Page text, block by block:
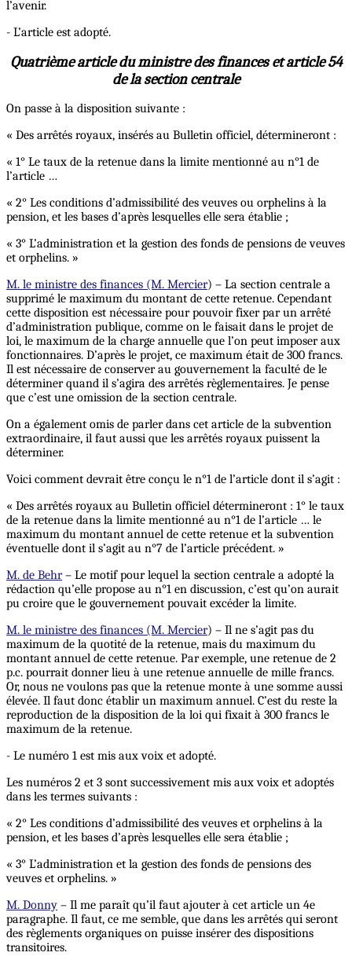
l’avenir.
- L’article est adopté.
Quatrième article du ministre des finances et article 54
de la section centrale
On passe à la disposition suivante :
« Des arrêtés royaux, insérés au Bulletin officiel, détermineront :
« 1° Le taux de la retenue dans la limite mentionné au n°1 de
l’article …
« 2° Les conditions d’admissibilité des veuves ou orphelins à la
pension, et les bases d’après lesquelles elle sera établie ;
« 3° L’administration et la gestion des fonds de pensions de veuves
et orphelins. »
M. le ministre des finances (M. Mercier) – La section centrale a
supprimé le maximum du montant de cette retenue. Cependant
cette disposition est nécessaire pour pouvoir fixer par un arrêté
d’administration publique, comme on le faisait dans le projet de
loi, le maximum de la charge annuelle que l’on peut imposer aux
fonctionnaires. D’après le projet, ce maximum était de 300 francs.
Il est nécessaire de conserver au gouvernement la faculté de le
déterminer quand il s’agira des arrêtés règlementaires. Je pense
que c’est une omission de la section centrale.
On a également omis de parler dans cet article de la subvention
extraordinaire, il faut aussi que les arrêtés royaux puissent la
déterminer.
Voici comment devrait être conçu le n°1 de l’article dont il s’agit :
« Des arrêtés royaux au Bulletin officiel détermineront : 1° le taux
de la retenue dans la limite mentionné au n°1 de l’article … le
maximum du montant annuel de cette retenue et la subvention
éventuelle dont il s’agit au n°7 de l’article précédent. »
M. de Behr– Le motif pour lequel la section centrale a adopté la
rédaction qu’elle propose au n°1 en discussion, c’est qu’on aurait
pu croire que le gouvernement pouvait excéder la limite.
M. le ministre des finances (M. Mercier) – Il ne s’agit pas du
maximum de la quotité de la retenue, mais du maximum du
montant annuel de cette retenue. Par exemple, une retenue de 2
p.c. pourrait donner lieu à une retenue annuelle de mille francs.
Or, nous ne voulons pas que la retenue monte à une somme aussi
élevée. Il faut donc établir un maximum annuel. C’est du reste la
reproduction de la disposition de la loi qui fixait à 300 francs le
maximum de la retenue.
- Le numéro 1 est mis aux voix et adopté.
Les numéros 2 et 3 sont successivement mis aux voix et adoptés
dans les termes suivants :
« 2° Les conditions d’admissibilité des veuves et orphelins à la
pension, et les bases d’après lesquelles elle sera établie ;
« 3° L’administration et la gestion des fonds de pensions des
veuves et orphelins. »
M. Donny – Il me paraît qu’il faut ajouter à cet article un 4e
paragraphe. Il faut, ce me semble, que dans les arrêtés qui seront
des règlements organiques on puisse insérer des dispositions
transitoires.